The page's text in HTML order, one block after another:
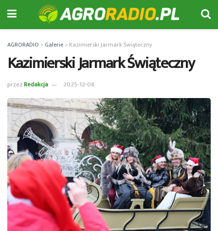
AGRORADIO > Galerie > Kazimierski Jarmark Świąteczny
Kazimierski Jarmark Świąteczny
przezRedakcja 2025-12-08